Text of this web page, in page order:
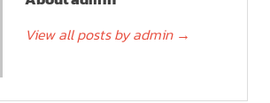
View all posts by admin →